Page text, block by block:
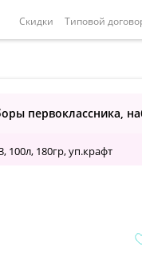
Скидки Типовой
первоклассника,
100л, 180гр, уп.крафт